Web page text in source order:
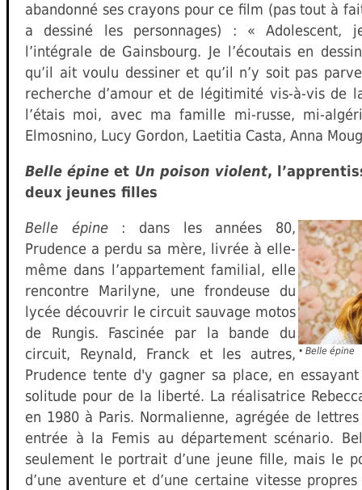
abandonné ses crayons pour ce film (pas tout à
a dessiné les personnages) : « Adolescent,
l’intégrale de Gainsbourg. Je l’écoutais en
qu’il ait voulu dessiner et qu’il n’y soit pas
recherche d’amour et de légitimité vis-à-vis de
l’étais moi, avec ma famille mi-russe, mi-
Elmosnino, Lucy Gordon, Laetitia Casta, Anna
Belle épine et Un poison violent,
deux jeunes filles
• Belle épine
Belle épine: dans les années 80,
Prudence a perdu sa mère, livrée à elle-
même dans l’appartement familial, elle
rencontre Marilyne, une frondeuse du
lycée découvrir le circuit sauvage motos
de Rungis. Fascinée par la bande du
circuit, Reynald, Franck et les autres,
Prudence tente d'y gagner sa place, en
solitude pour de la liberté. La réalisatrice
en 1980 à Paris. Normalienne, agrégée de
entrée à la Femis au département scénario.
seulement le portrait d’une jeune fille, mais le
d’une aventure et d’une certaine vitesse